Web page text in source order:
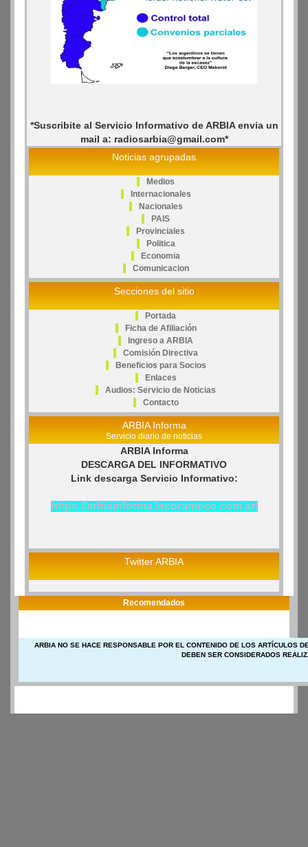
*Suscribite al Servicio Informativo de ARBIA envia un
mail a: radiosarbia@gmail.com*
Noticias agrupadas
Medios
Internacionales
Nacionales
PAIS
Provinciales
Politica
Economia
Comunicacion
Secciones del sitio
Portada
Ficha de Afiliación
Ingreso a ARBIA
Comisión Directiva
Beneficios para Socios
Enlaces
Audios: Servicio de Noticias
Contacto
ARBIA Informa
Servicio diario de noticias
ARBIA Informa
DESCARGA DEL INFORMATIVO
Link descarga Servicio Informativo:
https://arbiainforma.lacorameco.com.ar/
Twitter ARBIA
Recomendados
ARBIA NO SE HACE RESPONSABLE POR EL CONTENIDO DE LOS ARTÍCULOS
DEBEN SER CONSIDERADOS